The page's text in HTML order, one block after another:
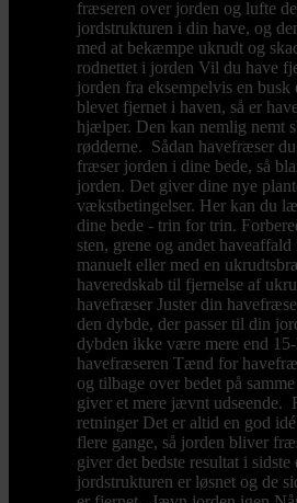
fræseren over jorden og lufte
jordstrukturen i din have, og
med at bekæmpe ukrudt og
rodnettet i jorden Vil du have
jorden fra eksempelvis en
blevet fjernet i haven, så er
hjælper. Den kan nemlig nemt
rødderne. Sådan havefræser
fræser jorden i dine bede, så
jorden. Det giver dine nye
vækstbetingelser. Her kan du
dine bede - trin for trin.
sten, grene og andet
manuelt eller med en
haveredskab til fjernelse af
havefræser Juster din
den dybde, der passer til din
dybden ikke være mere end
havefræseren Tænd for
og tilbage over bedet på
giver et mere jævnt udseende.
retninger Det er altid en god
flere gange, så jorden bliver
giver det bedste resultat i sidste
jordstrukturen er løsnet og de